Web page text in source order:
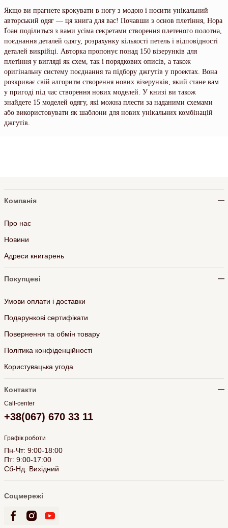
Якщо ви прагнете крокувати в ногу з модою і носити унікальний
авторський одяг — ця книга для вас! Почавши з основ плетіння, Нора
Ґоан поділиться з вами усіма секретами створення плетеного полотна,
поєднання деталей одягу, розрахунку кількості петель і відповідності
деталей викрійці. Авторка пропонує понад 150 візерунків для
плетіння у вигляді як схем, так і порядкових описів, а також
оригінальну систему поєднання та підбору джгутів у проектах. Вона
розкриває свій алгоритм створення нових візерунків, який стане вам
у пригоді під час створення нових моделей. У книзі ви також
знайдете 15 моделей одягу, які можна плести за наданими схемами
або використовувати як шаблони для нових унікальних комбінацій
джгутів.
Компанія
Про нас
Новини
Адреси книгарень
Покупцеві
Умови оплати і доставки
Подарункові сертифікати
Повернення та обмін товару
Політика конфіденційності
Користувацька угода
Контакти
Call-center
+38(067) 670 33 11
Графік роботи
Пн-Чт: 9:00-18:00
Пт: 9:00-17:00
Сб-Нд: Вихідний
Соцмережі